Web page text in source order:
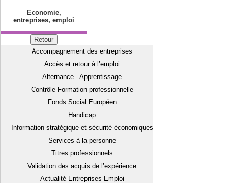
Economie,
entreprises, emploi
Retour
Accompagnement des entreprises
Accès et retour à l’emploi
Alternance - Apprentissage
Contrôle Formation professionnelle
Fonds Social Européen
Handicap
Information stratégique et sécurité économiques
Services à la personne
Titres professionnels
Validation des acquis de l’expérience
Actualité Entreprises Emploi